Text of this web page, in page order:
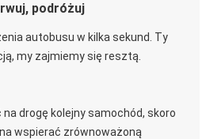
podróżuj
autobusu w kilka sekund. Ty
my zajmiemy się resztą.
drogę kolejny samochód, skoro
wspierać zrównoważoną